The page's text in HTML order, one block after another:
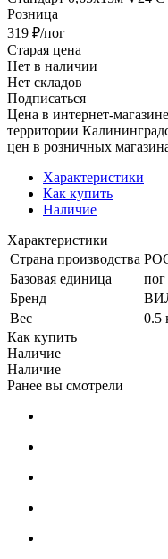
Розница
319 ₽/пог
Старая цена
Нет в наличии
Нет складов
Подписаться
Цена в интернет-
территории
цен в розничных
Характеристики
Как купить
Наличие
Характеристики
Страна производства
Базовая единица
пог
Бренд
Вес
0.5
Как купить
Наличие
Наличие
Ранее вы смотрели